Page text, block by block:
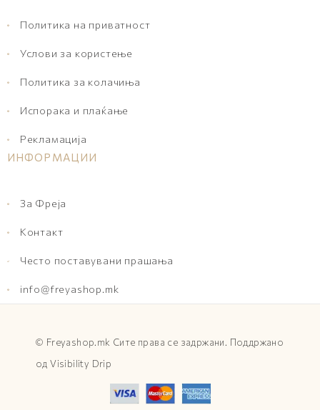
Политика на приватност
Услови за користење
Политика за колачиња
Испорака и плаќање
Рекламација
ИНФОРМАЦИИ
За Фреја
Контакт
Често поставувани прашања
info@freyashop.mk
© Freyashop.mk Сите права се задржани. Поддржано
одVisibility Drip